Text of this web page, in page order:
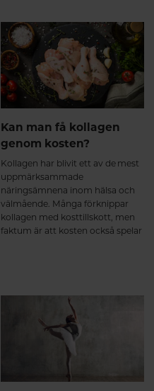
exempel i brosk, senor, ligament
och annan bindväv. De första
veckorna – kroppen börjar bygga
upp Under de första veckorna
sker förändringarna framför allt
på cellnivå. Kollagenpeptiderna
används som byggmaterial
kontinuerligt förnyas. Kroppen
omsätter ständigt kollagen, och
som glycin, prolin och
hydroxyprolin – viktiga
byggstenar i kollagenets struktur.
För de flesta märks ännu inga
tydliga skillnader, men kroppen
har påbörjat den naturliga
märka skillnad Efter ungefär 8–12
veckor börjar resultaten bli mer
påtagliga. Flera kliniska studier
visar att regelbundet intag av
kollagenpeptider kan bidra till att
minska aktivitetsrelaterad ledvärk
med kollagentillskott. Alla
kollagenprodukter är dock inte
lika kompletta.
Kan man få kollagen
genom kosten?
Kollagen har blivit ett av de mest
uppmärksammade
näringsämnena inom hälsa och
välmående. Många förknippar
kollagen med kosttillskott, men
faktum är att kosten också spelar